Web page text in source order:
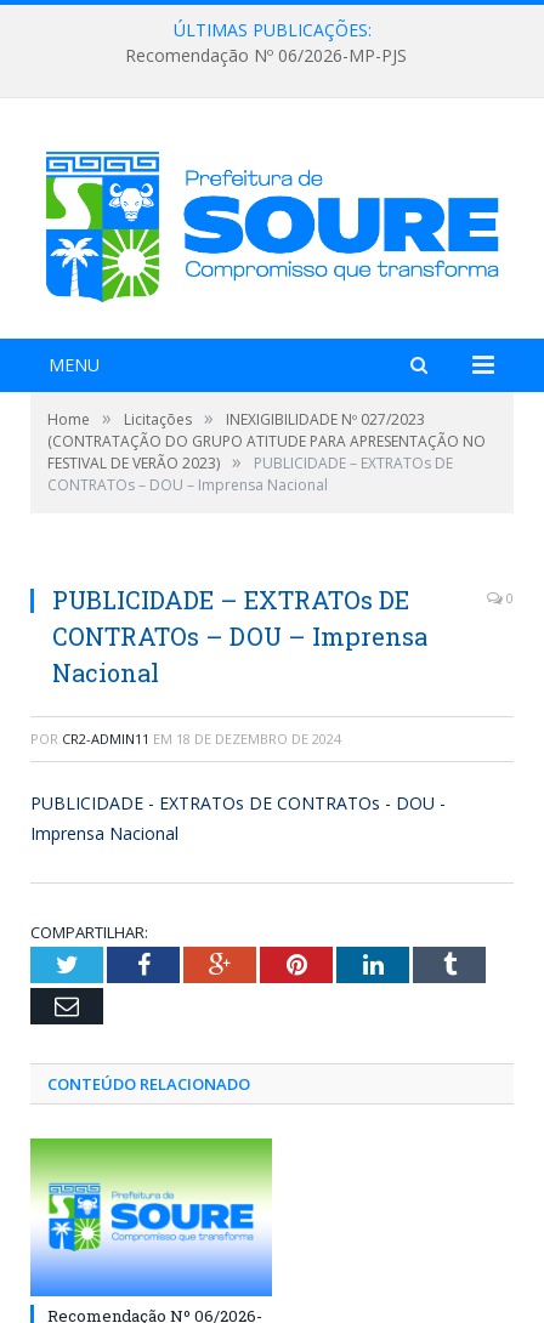
ÚLTIMAS PUBLICAÇÕES:
Recomendação Nº 06/2026-MP-PJS
MENU
Home » Licitações »
INEXIGIBILIDADE Nº 027/2023
(CONTRATAÇÃO DO GRUPO ATITUDE PARA APRESENTAÇÃO NO
FESTIVAL DE VERÃO 2023) »
PUBLICIDADE – EXTRATOs DE
CONTRATOs – DOU – Imprensa Nacional
PUBLICIDADE – EXTRATOs DE
CONTRATOs – DOU – Imprensa
Nacional
0
POR CR2-ADMIN11 EM 18 DE DEZEMBRO DE 2024
PUBLICIDADE - EXTRATOs DE CONTRATOs - DOU -
Imprensa Nacional
COMPARTILHAR:
TwitterFacebookGoogle+PinterestLinkedInTumblr
Email
CONTEÚDO RELACIONADO
Recomendação Nº 06/2026-